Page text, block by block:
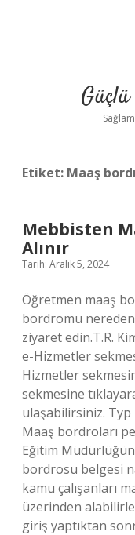
Etiket: Maaş
Mebbisten
Alınır
Tarih: Aralık 5, 2024
Öğretmen maaş
bordromu
ziyaret edin.T.R.
e-Hizmetler
Hizmetler
sekmesine
ulaşabilirsiniz. Typ
Maaş bordroları
Eğitim
bordrosu belgesi
kamu çalışanları
üzerinden
giriş yaptıktan